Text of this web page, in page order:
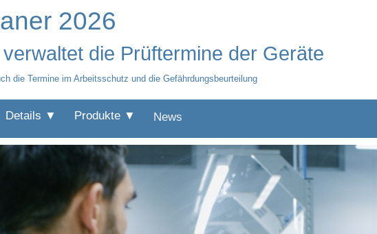
2026
die Prüftermine der Geräte
die Termine im Arbeitsschutz und die Gefährdungsbeurteilung
Details ▼ Produkte ▼ News